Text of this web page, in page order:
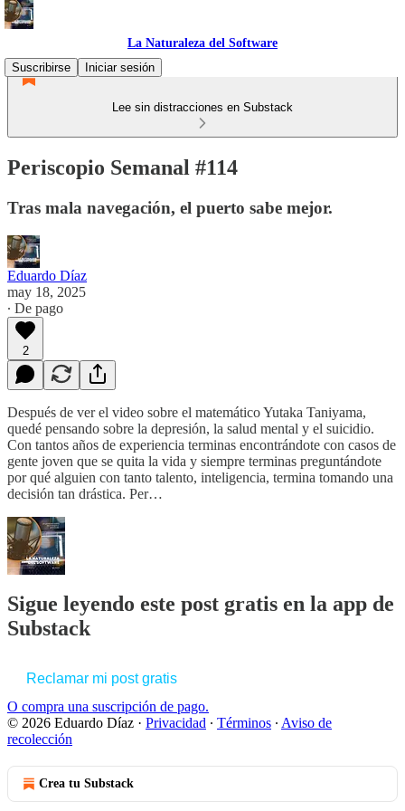
La Naturaleza del Software
Suscribirse
Iniciar sesión
Lee sin distracciones en Substack
Periscopio Semanal #114
Tras mala navegación, el puerto sabe mejor.
Eduardo Díaz
may 18, 2025
∙ De pago
2
Después de ver el video sobre el matemático Yutaka Taniyama,
quedé pensando sobre la depresión, la salud mental y el suicidio.
Con tantos años de experiencia terminas encontrándote con casos de
gente joven que se quita la vida y siempre terminas preguntándote
por qué alguien con tanto talento, inteligencia, termina tomando una
decisión tan drástica. Per…
Sigue leyendo este post gratis en la app de
Substack
Reclamar mi post gratis
O compra una suscripción de pago.
© 2026 Eduardo Díaz · Privacidad ∙ Términos ∙ Aviso de
recolección
Crea tu Substack